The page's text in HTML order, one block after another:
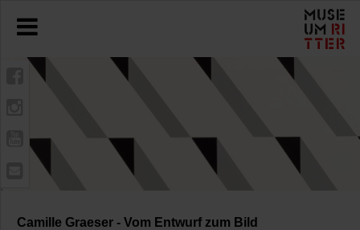
Camille Graeser - Vom Entwurf zum Bild